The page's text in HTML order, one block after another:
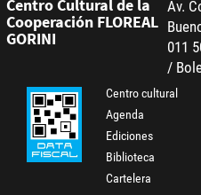
Centro Cultural de la
Cooperación FLOREAL
GORINI
Av.
011
/
Centro cultural
Agenda
Ediciones
Biblioteca
Cartelera